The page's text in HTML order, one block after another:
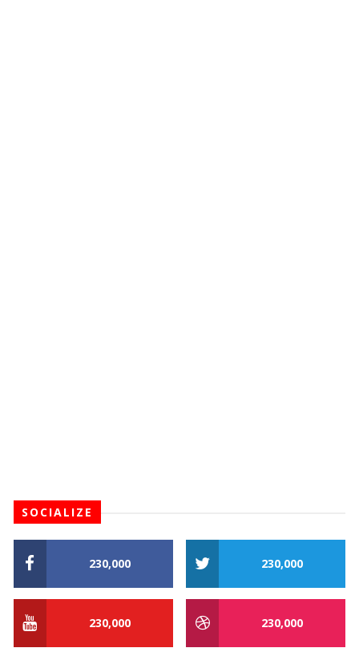
SOCIALIZE
230,000 230,000
230,000 230,000